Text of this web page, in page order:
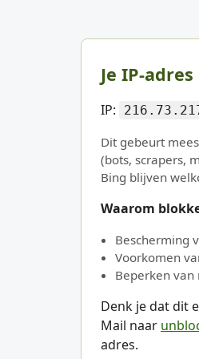
Je IP-
IP:
Dit gebeurt
(bots, scrapers,
Bing blijven
Waarom
Bescherming
Voorkomen
Beperken van
Denk je dat dit
Mail naar
adres.